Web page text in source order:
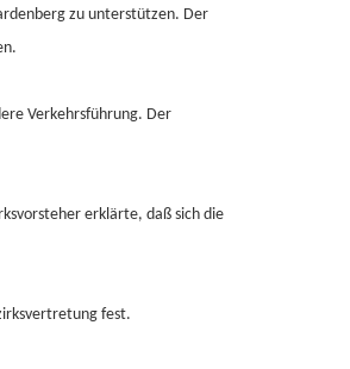
zu unterstützen. Der
Verkehrsführung. Der
erklärte, daß sich die
fest.